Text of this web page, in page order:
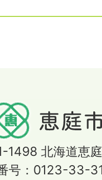
1498 北海道恵
号：0123-33-